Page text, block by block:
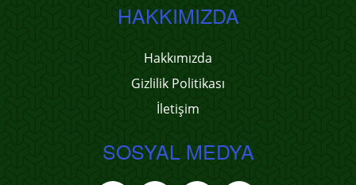
HAKKIMIZDA
Hakkımızda
Gizlilik Politikası
İletişim
SOSYAL MEDYA